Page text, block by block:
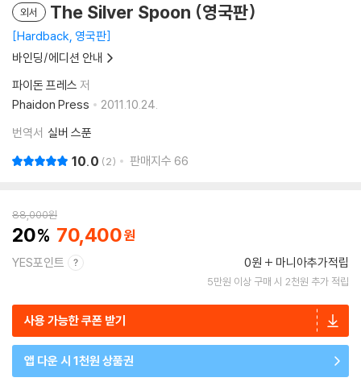
외서 The Silver Spoon (영국판)
Hardback, 영국판
바인딩/에디션 안내
파이돈 프레스 저
Phaidon Press
2011.10.24.
번역서 실버 스푼
10.0 2 판매지수 66
88,000원
20 70,400
YES포인트 0원 마니아추가적립
5만원 이상 구매 시 2천원 추가 적립
사용 가능한 쿠폰 받기
앱 다운 시 1천원 상품권